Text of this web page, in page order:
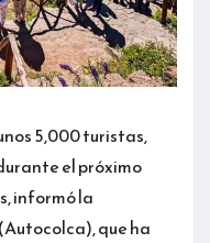
5,000 turistas,
el próximo
informó la
que ha